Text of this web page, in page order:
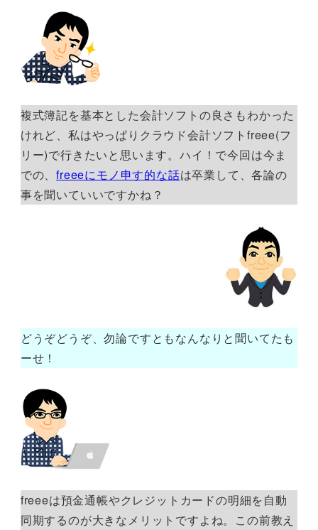
複式簿記を基本とした会計ソフトの良さもわかった
けれど、私はやっぱりクラウド会計ソフトfreee(フ
リー)で行きたいと思います。ハイ！で今回は今ま
での、freeeにモノ申す的な話は卒業して、各論の
事を聞いていいですかね？
どうぞどうぞ、勿論ですともなんなりと聞いてたも
ーせ！
freeeは預金通帳やクレジットカードの明細を自動
同期するのが大きなメリットですよね。この前教え